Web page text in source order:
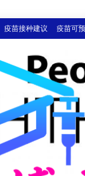
疫苗接种建议 疫苗可